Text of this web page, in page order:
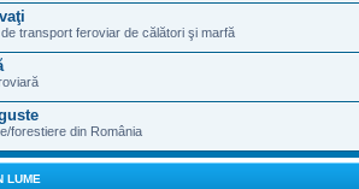
transport feroviar de călători şi marfă
forestiere din România
LUME